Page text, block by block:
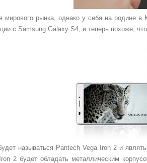
рынка, однако у себя на
с Samsung Galaxy S4, и теперь похоже,
называться Pantech Vega Iron 2 и
2 будет обладать металлическим